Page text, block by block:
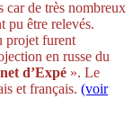
car de très nombreux
pu être relevés.
projet furent
en russe du
d’Expé ». Le
et français. (voir